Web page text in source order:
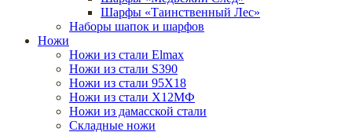
Шарфы «Таинственный Лес»
Наборы шапок и шарфов
Ножи
Ножи из стали Elmax
Ножи из стали S390
Ножи из стали 95X18
Ножи из стали Х12МФ
Ножи из дамасской стали
Складные ножи